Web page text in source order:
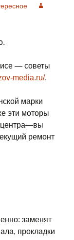
— советы
media.ru/.
марки
эти моторы
ремонт
заменят
прокладки